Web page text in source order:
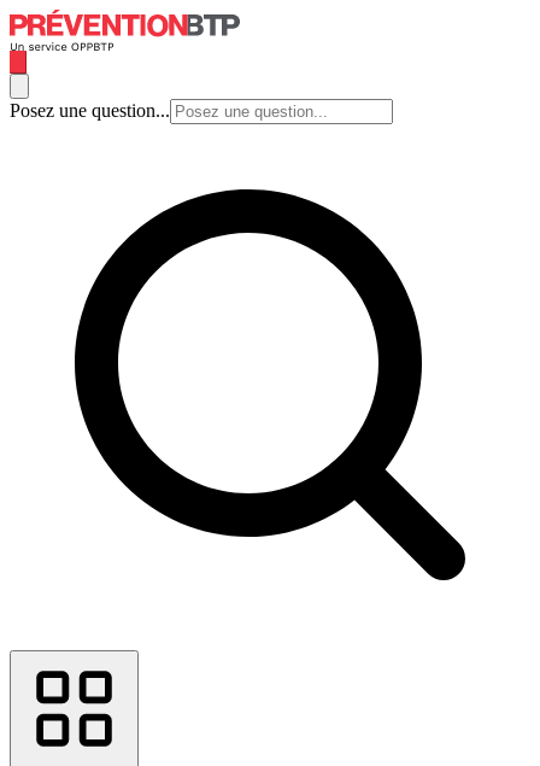
Posez une question...